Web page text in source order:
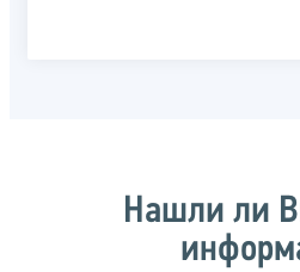
Нашли ли